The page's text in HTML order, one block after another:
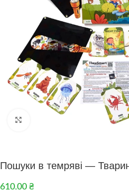
Пошуки в темряві —
610.00 ₴